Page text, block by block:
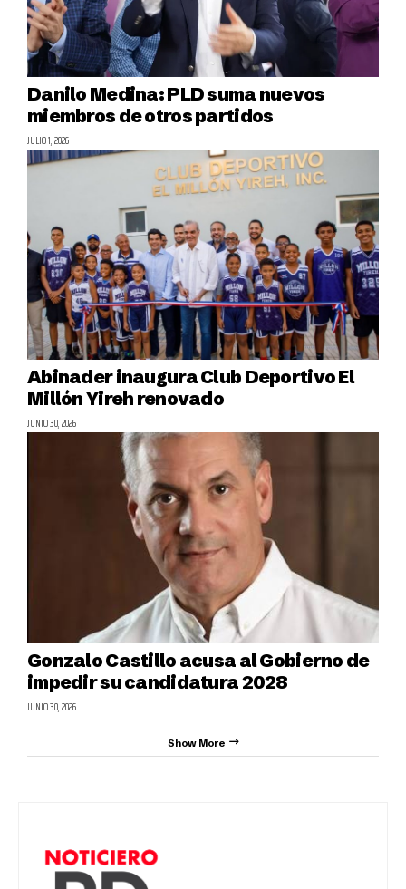
Danilo Medina: PLD suma nuevos
miembros de otros partidos
JULIO 1, 2026
Abinader inaugura Club Deportivo El
Millón Yireh renovado
JUNIO 30, 2026
Gonzalo Castillo acusa al Gobierno de
impedir su candidatura 2028
JUNIO 30, 2026
Show More